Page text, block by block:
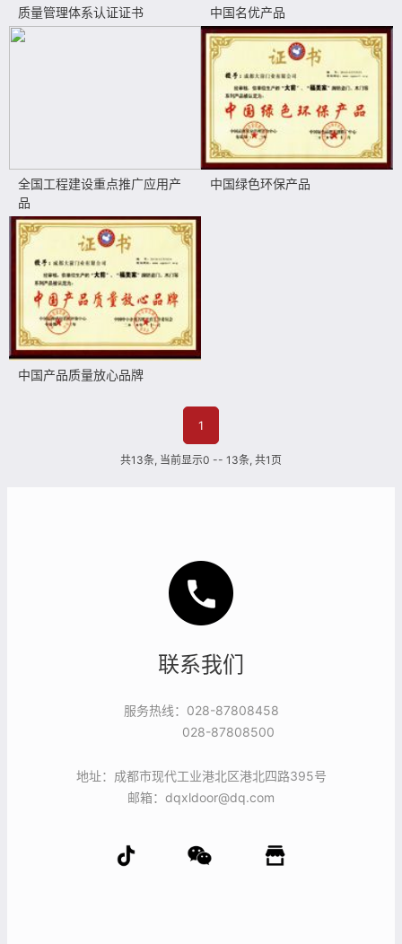
质量管理体系认证证书 中国名优产品
全国工程建设重点推广应用产
品
中国绿色环保产品
中国产品质量放心品牌
1
共13条, 当前显示0 -- 13条, 共1页
联系我们
服务热线：028-87808458
028-87808500
地址：成都市现代工业港北区港北四路395号
邮箱：dqxldoor@dq.com